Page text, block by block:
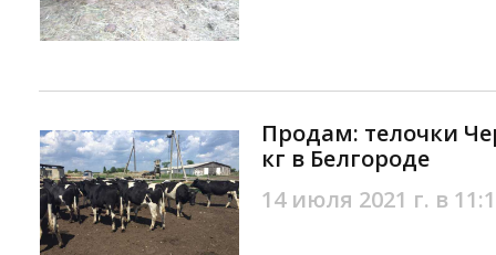
Продам: телочки
кг в Белгороде
14 июля 2021 г. в